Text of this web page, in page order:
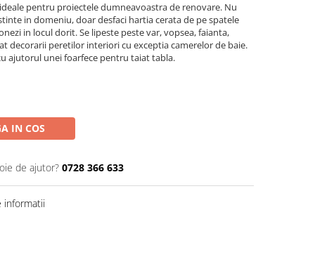
pentru proiectele dumneavoastra de renovare. Nu
in domeniu, doar desfaci hartia cerata de pe spatele
in locul dorit. Se lipeste peste var, vopsea, faianta,
decorarii peretilor interiori cu exceptia camerelor de baie.
ajutorul unei foarfece pentru taiat tabla.
IN COS
de ajutor? 0728 366 633
informatii